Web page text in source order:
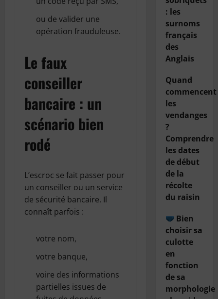
ou de valider une
opération frauduleuse.
Le faux
conseiller
bancaire : un
scénario bien
rodé
L’escroc se fait passer pour
un conseiller ou un service
de sécurité bancaire. Il
connaît parfois :
votre nom,
votre banque,
voire des informations
partielles issues de
: les
surnoms
français
des
Anglais
Quand
commencent
les
vendanges
?
Comprendre
les dates
de début
de la
récolte
du raisin
Bien
choisir sa
culotte
en
fonction
de sa
morphologie